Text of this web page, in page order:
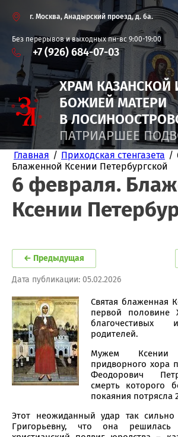
г. Москва, Анадырский проезд, д. 6а.
Без перерывов и выходных пн-вс 9:00-19:00
+7 (926) 684-07-03
ХРАМ КАЗАНСКОЙ
БОЖИЕЙ МАТЕРИ
В
ПАТРИАРШЕЕ
Главная / Приходская стенгазета /
Блаженной Ксении Петербургской
6 февраля.
Ксении
← Предыдущая
Дата публикации: 05.02.2026
Святая блаженная
первой половине
благочестивых
родителей.
Мужем
придворного хора
Феодорович
смерть которого
покаяния потрясла
Этот неожиданный удар так
Григорьевну, что она